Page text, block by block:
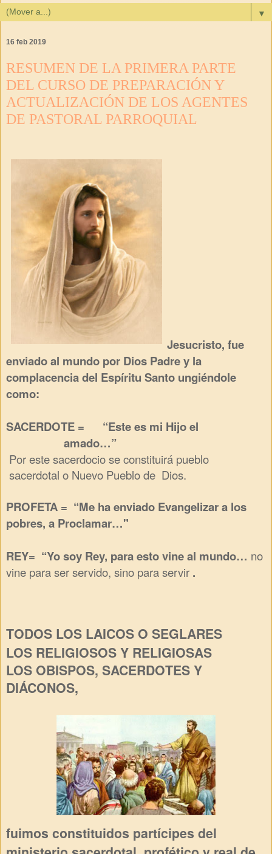
▼
16 feb 2019
RESUMEN DE LA PRIMERA PARTE
DEL CURSO DE PREPARACIÓN Y
ACTUALIZACIÓN DE LOS AGENTES
DE PASTORAL PARROQUIAL
Jesucristo, fue
enviado al mundo por Dios Padre y la
complacencia del Espíritu Santo ungiéndole
como:
SACERDOTE = “Este es mi Hijo el
amado…”
Por este sacerdocio se constituirá pueblo
sacerdotal o Nuevo Pueblo de Dios.
PROFETA = “Me ha enviado Evangelizar a los
pobres, a Proclamar…"
REY= “Yo soy Rey, para esto vine al mundo… no
vine para ser servido, sino para servir .
TODOS LOS LAICOS O SEGLARES
LOS RELIGIOSOS Y RELIGIOSAS
LOS OBISPOS, SACERDOTES Y
DIÁCONOS,
fuimos constituidos partícipes del